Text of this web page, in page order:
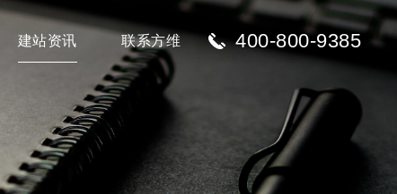
建站资讯 联系方维 400-800-9385